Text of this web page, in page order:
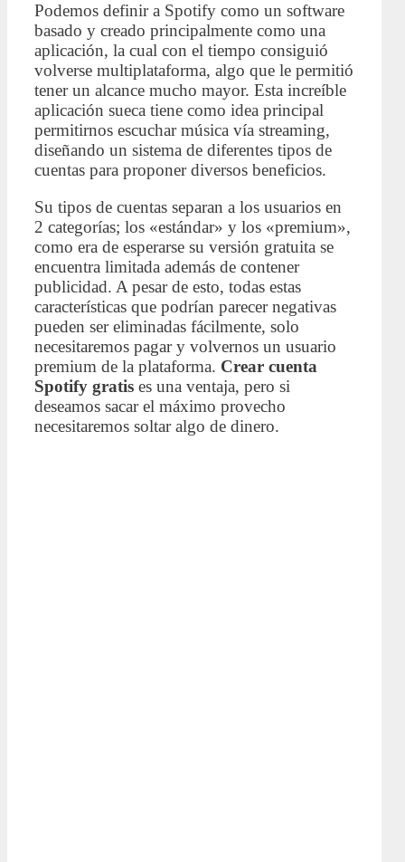
Podemos definir a Spotify como un software
basado y creado principalmente como una
aplicación, la cual con el tiempo consiguió
volverse multiplataforma, algo que le permitió
tener un alcance mucho mayor. Esta increíble
aplicación sueca tiene como idea principal
permitirnos escuchar música vía streaming,
diseñando un sistema de diferentes tipos de
cuentas para proponer diversos beneficios.
Su tipos de cuentas separan a los usuarios en
2 categorías; los «estándar» y los «premium»,
como era de esperarse su versión gratuita se
encuentra limitada además de contener
publicidad. A pesar de esto, todas estas
características que podrían parecer negativas
pueden ser eliminadas fácilmente, solo
necesitaremos pagar y volvernos un usuario
premium de la plataforma. Crear cuenta
Spotify gratis es una ventaja, pero si
deseamos sacar el máximo provecho
necesitaremos soltar algo de dinero.